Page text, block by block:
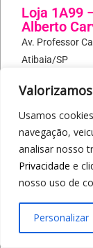
Usamos
navegação,
analisar nosso
Privacidade e
nosso uso de
Personalizar
Loja 1A99
Alberto
Av. Professor
Atibaia/SP
1997405-
COMO